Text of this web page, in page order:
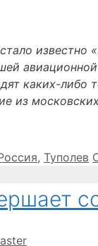
известно
каких-
из
, Туполев